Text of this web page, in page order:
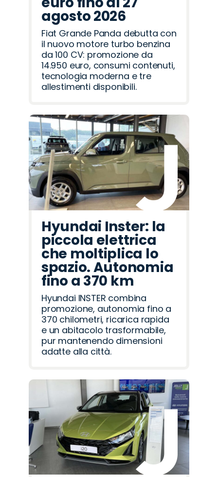
agosto 2026
Fiat Grande Panda debutta con
il nuovo motore turbo benzina
da 100 CV: promozione da
14.950 euro, consumi contenuti,
tecnologia moderna e tre
allestimenti disponibili.
Hyundai Inster: la
piccola elettrica
che moltiplica lo
spazio. Autonomia
fino a 370 km
Hyundai INSTER combina
promozione, autonomia fino a
370 chilometri, ricarica rapida
e un abitacolo trasformabile,
pur mantenendo dimensioni
adatte alla città.